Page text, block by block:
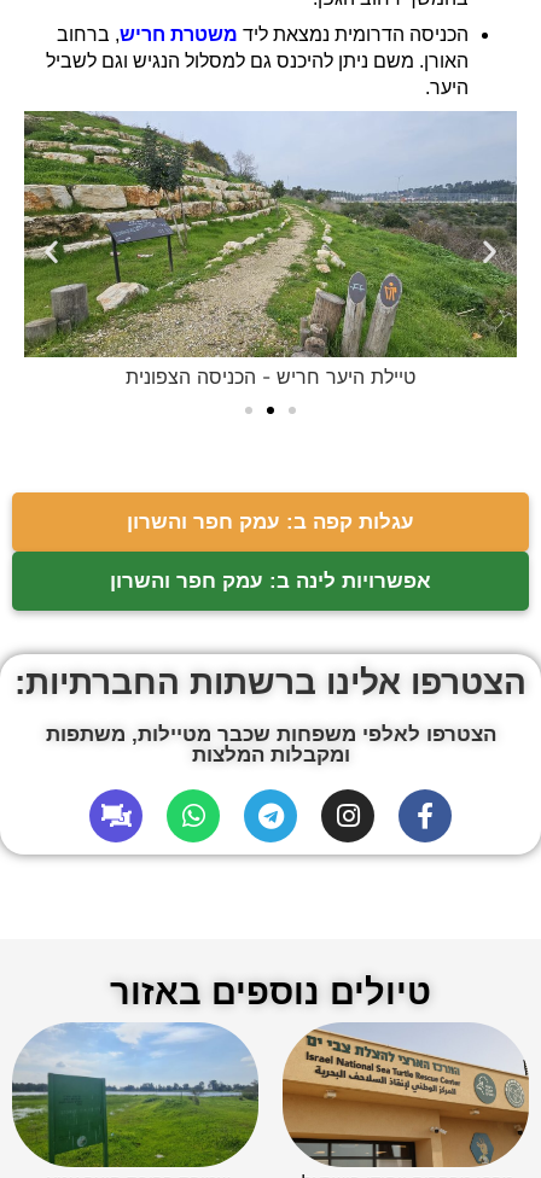
הכניסה הדרומית נמצאת ליד משטרת חריש, ברחוב
האורן. משם ניתן להיכנס גם למסלול הנגיש וגם לשביל
היער.
טיילת היער חריש - הכניסה הצפונית
עגלות קפה ב: עמק חפר והשרון
אפשרויות לינה ב: עמק חפר והשרון
הצטרפו אלינו ברשתות החברתיות:
הצטרפו לאלפי משפחות שכבר מטיילות, משתפות
ומקבלות המלצות
טיולים נוספים באזור